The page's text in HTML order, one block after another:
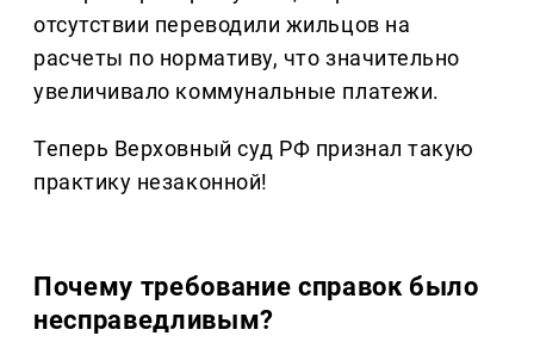
отсутствии переводили жильцов на
расчеты по нормативу, что значительно
увеличивало коммунальные платежи.
Теперь Верховный суд РФ признал такую
практику незаконной!
Почему требование справок было
несправедливым?